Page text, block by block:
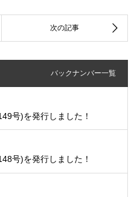
バックナンバー一覧
号)を発行しました！
号)を発行しました！